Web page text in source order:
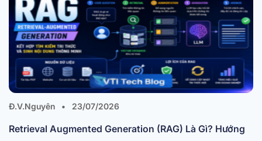
Đ.V.Nguyên • 23/07/2026
Retrieval Augmented Generation (RAG) Là Gì? Hướng